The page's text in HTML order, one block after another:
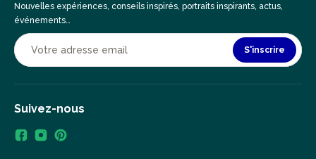
Nouvelles expériences, conseils inspirés, portraits inspirants, actus,
événements…
S'inscrire
Suivez-nous